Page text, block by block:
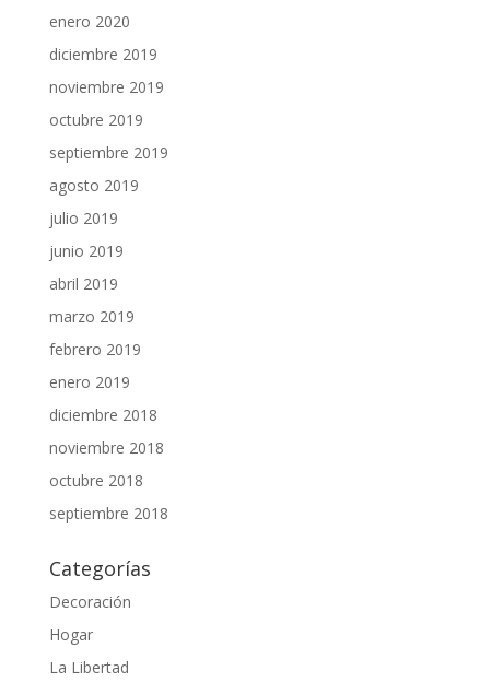
enero 2020
diciembre 2019
noviembre 2019
octubre 2019
septiembre 2019
agosto 2019
julio 2019
junio 2019
abril 2019
marzo 2019
febrero 2019
enero 2019
diciembre 2018
noviembre 2018
octubre 2018
septiembre 2018
Categorías
Decoración
Hogar
La Libertad